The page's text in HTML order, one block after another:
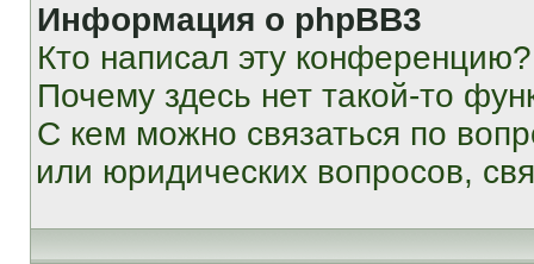
Информация о phpBB3
Кто написал эту конференцию?
Почему здесь нет такой-то
С кем можно связаться по
или юридических вопросов,